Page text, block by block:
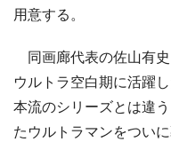
用意する。
同画廊代表の佐山有
ウルトラ空白期に活躍
本流のシリーズとは違
たウルトラマンをつい